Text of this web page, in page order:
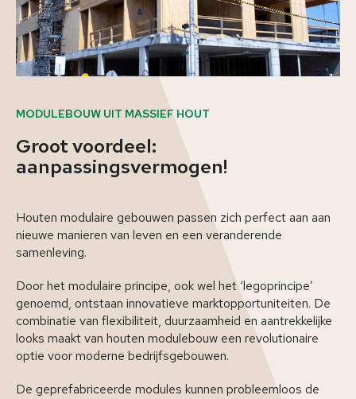
MODULEBOUW UIT MASSIEF HOUT
Groot voordeel:
aanpassingsvermogen!
Houten modulaire gebouwen passen zich perfect aan aan
nieuwe manieren van leven en een veranderende
samenleving.
Door het modulaire principe, ook wel het ‘legoprincipe’
genoemd, ontstaan innovatieve marktopportuniteiten. De
combinatie van flexibiliteit, duurzaamheid en aantrekkelijke
looks maakt van houten modulebouw een revolutionaire
optie voor moderne bedrijfsgebouwen.
De geprefabriceerde modules kunnen probleemloos de